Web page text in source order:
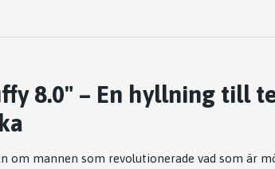
8.0" – En hyllning till
om mannen som revolutionerade vad som är